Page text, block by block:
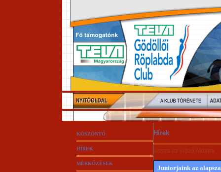
KÖSZÖNTŐ
HÍREK
MÉRKŐZÉSEK
Hírek
vissza az előző oldalra
Juniorjaink az